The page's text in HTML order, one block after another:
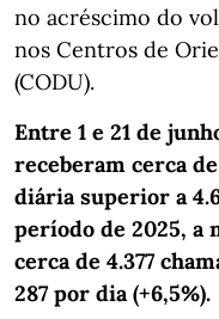
no acréscimo do
nos Centros de
(CODU).
Entre 1 e 21 de
receberam cerca
diária superior a
período de 2025, a
cerca de 4.377
287 por dia (+6,5%).